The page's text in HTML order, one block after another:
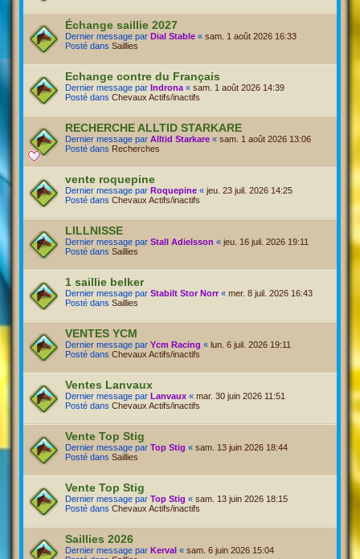
Échange saillie 2027
Dernier message par Dial Stable « sam. 1 août 2026 16:33
Posté dans Saillies
Echange contre du Français
Dernier message par Indrona « sam. 1 août 2026 14:39
Posté dans Chevaux Actifs/inactifs
RECHERCHE ALLTID STARKARE
Dernier message par Alltid Starkare « sam. 1 août 2026 13:06
Posté dans Recherches
vente roquepine
Dernier message par Roquepine « jeu. 23 juil. 2026 14:25
Posté dans Chevaux Actifs/inactifs
LILLNISSE
Dernier message par Stall Adielsson « jeu. 16 juil. 2026 19:11
Posté dans Saillies
1 saillie belker
Dernier message par Stabilt Stor Norr « mer. 8 juil. 2026 16:43
Posté dans Saillies
VENTES YCM
Dernier message par Ycm Racing « lun. 6 juil. 2026 19:11
Posté dans Chevaux Actifs/inactifs
Ventes Lanvaux
Dernier message par Lanvaux « mar. 30 juin 2026 11:51
Posté dans Chevaux Actifs/inactifs
Vente Top Stig
Dernier message par Top Stig « sam. 13 juin 2026 18:44
Posté dans Saillies
Vente Top Stig
Dernier message par Top Stig « sam. 13 juin 2026 18:15
Posté dans Chevaux Actifs/inactifs
Saillies 2026
Dernier message par Kerval « sam. 6 juin 2026 15:04